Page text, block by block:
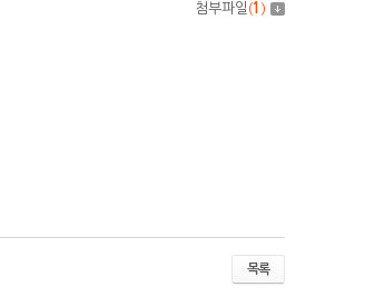
첨부파일 (1 )
목록